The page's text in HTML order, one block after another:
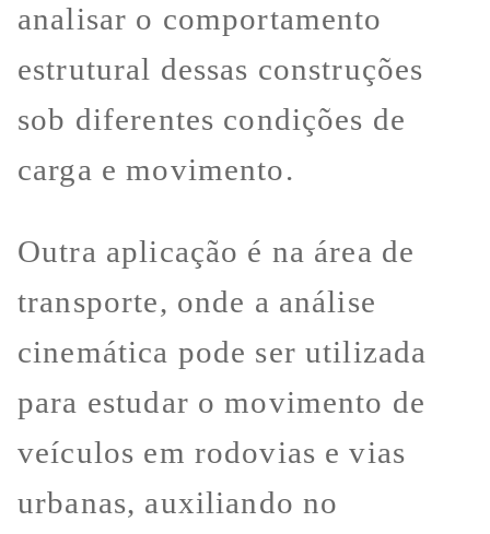
analisar o comportamento
estrutural dessas construções
sob diferentes condições de
carga e movimento.
Outra aplicação é na área de
transporte, onde a análise
cinemática pode ser utilizada
para estudar o movimento de
veículos em rodovias e vias
urbanas, auxiliando no